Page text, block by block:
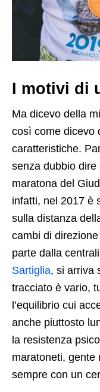
I motivi di
Ma dicevo della
così come dicevo
caratteristiche.
senza dubbio
maratona del
infatti, nel 2017 è
sulla distanza
cambi di
parte dalla
Sartiglia, si arriva
tracciato è vario,
l’equilibrio cui
anche piuttosto
la resistenza
maratoneti, gente
sempre con un